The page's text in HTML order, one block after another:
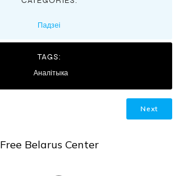
Падзеі
TAGS:
Аналітыка
Next
Free Belarus Center